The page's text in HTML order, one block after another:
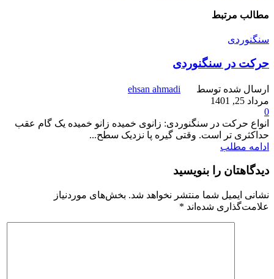
مطالب مرتبط
سنگنوردی
حرکت در سنگنوردی
ارسال شده توسط
ehsan ahmadi
مرداد 25, 1401
0
انواع حرکت در سنگنوردی: زانوی خمیده زانو خمیده یک گام عقب
حداکثری تر است. وقتی گیره پا نزدیک سطح...
ادامه مطلب
دیدگاهتان را بنویسید
نشانی ایمیل شما منتشر نخواهد شد. بخش‌های موردنیاز
علامت‌گذاری شده‌اند *